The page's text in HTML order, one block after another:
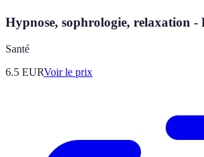
Hypnose, sophrologie, relaxation
Santé
6.5 EURVoir le prix